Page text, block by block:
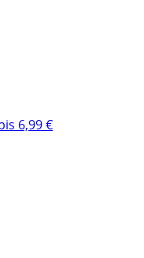
6,99 €